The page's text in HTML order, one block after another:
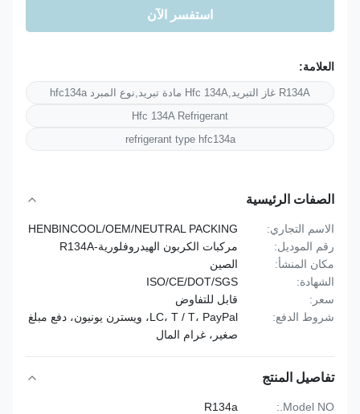
استفسر الآن
العلامة:
R134A غاز التبريد,Hfc 134A مادة تبريد,نوع المبرد hfc134a
Hfc 134A Refrigerant
refrigerant type hfc134a
الصفات الرئيسية
الاسم التجاري:
HENBINCOOL/OEM/NEUTRAL PACKING
رقم الموديل:
مركبات الكربون الهيدروفلورية-R134A
مكان المنشأ:
الصين
الشهادة:
ISO/CE/DOT/SGS
قابل للتفاوض
شروط الدفع:
LC، T / T، PayPal، ويسترن يونيون، دفع مبلغ
صغير، غرام المال
تفاصيل المنتج
Model NO.:
R134a